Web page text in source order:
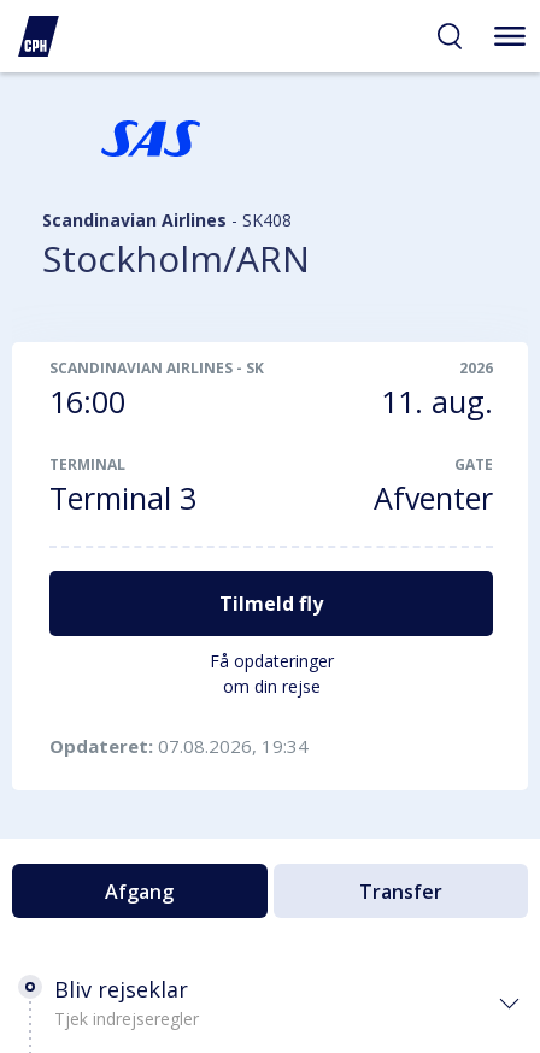
Scandinavian Airlines - SK408
Stockholm/ARN
SCANDINAVIAN AIRLINES - SK408
16:00
2026
11. aug.
TERMINAL
Terminal 3
GATE
Afventer
Tilmeld fly
Få opdateringer
om din rejse
Opdateret: 07.08.2026, 19:34
Afgang Transfer
Bliv rejseklar
Tjek indrejseregler